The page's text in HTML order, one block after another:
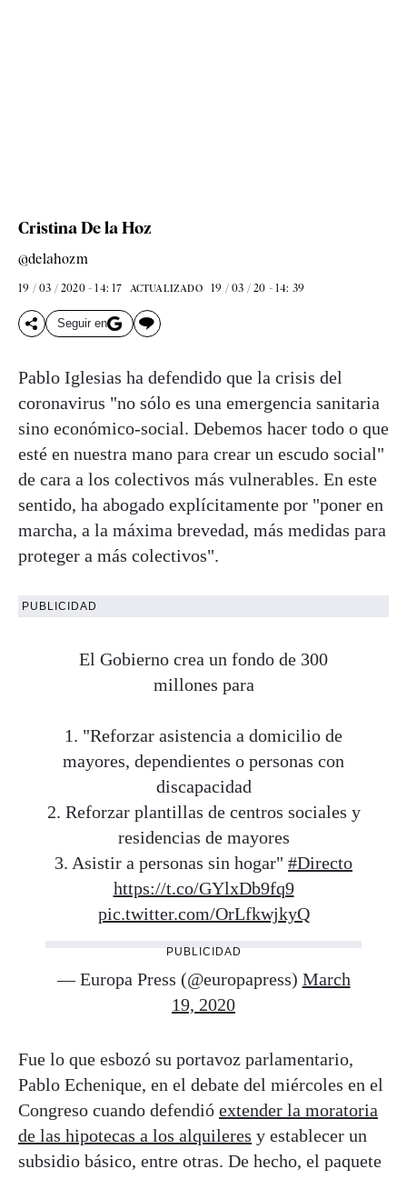
Cristina De la Hoz
@delahozm
19 / 03 / 2020 - 14: 17 ACTUALIZADO 19 / 03 / 20 - 14: 39
Seguir en
Pablo Iglesias ha defendido que la crisis del
coronavirus "no sólo es una emergencia sanitaria
sino económico-social. Debemos hacer todo o que
esté en nuestra mano para crear un escudo social"
de cara a los colectivos más vulnerables. En este
sentido, ha abogado explícitamente por "poner en
marcha, a la máxima brevedad, más medidas para
proteger a más colectivos".
PUBLICIDAD
El Gobierno crea un fondo de 300
millones para
1. "Reforzar asistencia a domicilio de
mayores, dependientes o personas con
discapacidad
2. Reforzar plantillas de centros sociales y
residencias de mayores
3. Asistir a personas sin hogar" #Directo
https://t.co/GYlxDb9fq9
pic.twitter.com/OrLfkwjkyQ
PUBLICIDAD
— Europa Press (@europapress) March
19, 2020
Fue lo que esbozó su portavoz parlamentario,
Pablo Echenique, en el debate del miércoles en el
Congreso cuando defendió extender la moratoria
de las hipotecas a los alquileres y establecer un
subsidio básico, entre otras. De hecho, el paquete